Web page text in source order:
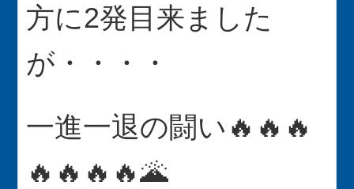
方に2発目来ました
が・・・・
一進一退の闘い🔥🔥🔥
🔥🔥🔥🔥🌋